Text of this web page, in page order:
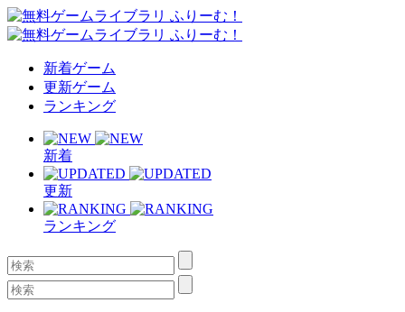
新着ゲーム
更新ゲーム
ランキング
新着
更新
ランキング